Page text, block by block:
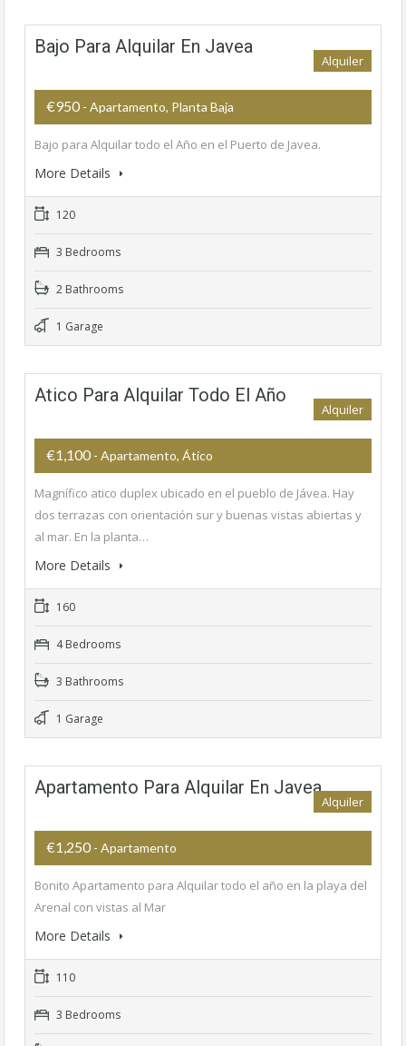
Bajo Para Alquilar En Javea
Alquiler
€950 - Apartamento, Planta Baja
Bajo para Alquilar todo el Año en el Puerto de Javea.
More Details
120
3 Bedrooms
2 Bathrooms
1 Garage
Atico Para Alquilar Todo El Año
Alquiler
€1,100 - Apartamento, Ático
Magnífico atico duplex ubicado en el pueblo de Jávea. Hay
dos terrazas con orientación sur y buenas vistas abiertas y
al mar. En la planta…
More Details
160
4 Bedrooms
3 Bathrooms
1 Garage
Apartamento Para Alquilar En Javea
Alquiler
€1,250 - Apartamento
Bonito Apartamento para Alquilar todo el año en la playa del
Arenal con vistas al Mar
More Details
110
3 Bedrooms